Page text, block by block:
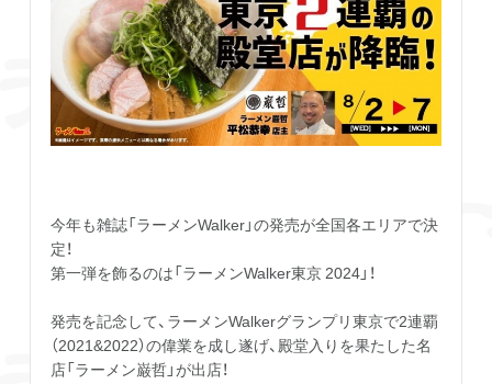
今年も雑誌「ラーメンWalker」の発売が全国各エリアで決
定！
第一弾を飾るのは「ラーメンWalker東京 2024」！
発売を記念して、ラーメンWalkerグランプリ東京で2連覇
（2021&2022）の偉業を成し遂げ、殿堂入りを果たした名
店「ラーメン巌哲」が出店！